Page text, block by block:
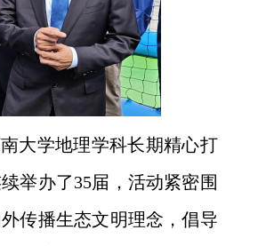
大学地理学科长期精心打
举办了35届，活动紧密围
传播生态文明理念，倡导